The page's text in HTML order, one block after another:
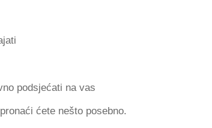
podsjećati na vas
ćete nešto posebno.